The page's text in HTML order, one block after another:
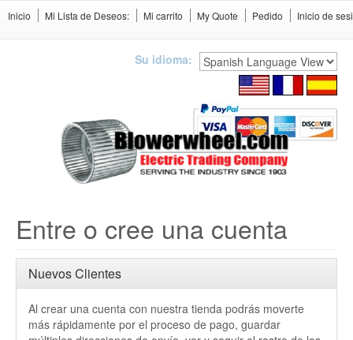
Inicio Mi Lista de Deseos: Mi carrito My Quote Pedido Inicio de
Su idioma:
Entre o cree una cuenta
Nuevos Clientes
Al crear una cuenta con nuestra tienda podrás moverte
más rápidamente por el proceso de pago, guardar